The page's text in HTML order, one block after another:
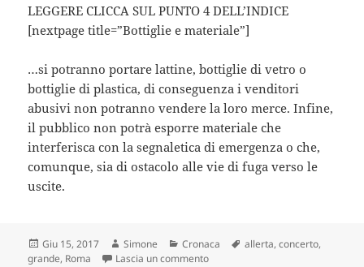
LEGGERE CLICCA SUL PUNTO 4 DELL’INDICE
[nextpage title=”Bottiglie e materiale”]
…si potranno portare lattine, bottiglie di vetro o
bottiglie di plastica, di conseguenza i venditori
abusivi non potranno vendere la loro merce. Infine,
il pubblico non potrà esporre materiale che
interferisca con la segnaletica di emergenza o che,
comunque, sia di ostacolo alle vie di fuga verso le
uscite.
Scritto
il
Giu 15, 2017 Autore
Simone Categorie
Cronaca Tag
allerta,concerto,
grande, Roma Lascia un commentosu Ariana Grande in concerto a